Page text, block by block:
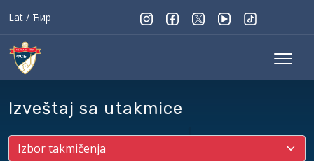
Lat / Ћир
Izveštaj sa utakmice